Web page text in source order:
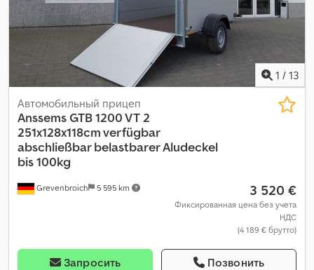
1 / 13
Grevenbroich 5 595 km
Автомобильный прицеп
AnssemsGTB 1200 VT 2
251x128x118cm verfügbar
abschließbar belastbarer Aludeckel
bis 100kg
3 520 €
Фиксированная цена без учета
НДС
(4 189 € брутто)
Запросить Позвонить